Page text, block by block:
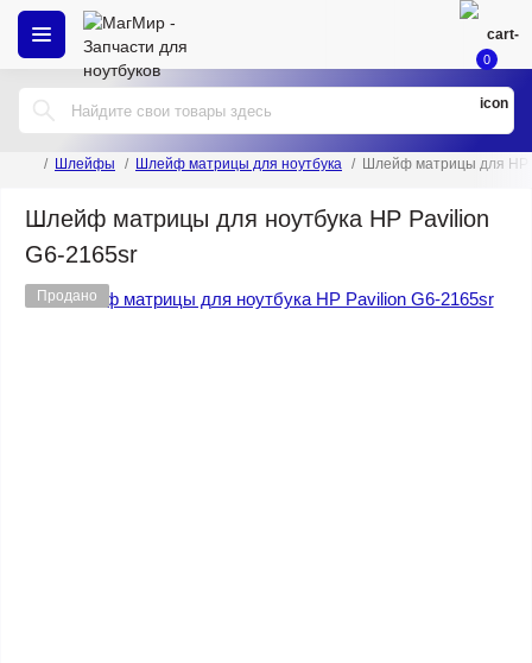
0
Шлейфы Шлейф матрицы для ноутбука Шлейф матрицы для HP
Шлейф матрицы для ноутбука HP Pavilion
G6-2165sr
Продано